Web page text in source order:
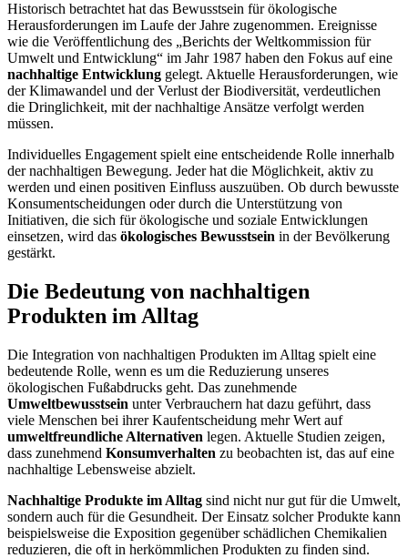
Historisch betrachtet hat das Bewusstsein für ökologische
Herausforderungen im Laufe der Jahre zugenommen. Ereignisse
wie die Veröffentlichung des „Berichts der Weltkommission für
Umwelt und Entwicklung“ im Jahr 1987 haben den Fokus auf eine
nachhaltige Entwicklung gelegt. Aktuelle Herausforderungen, wie
der Klimawandel und der Verlust der Biodiversität, verdeutlichen
die Dringlichkeit, mit der nachhaltige Ansätze verfolgt werden
müssen.
Individuelles Engagement spielt eine entscheidende Rolle innerhalb
der nachhaltigen Bewegung. Jeder hat die Möglichkeit, aktiv zu
werden und einen positiven Einfluss auszuüben. Ob durch bewusste
Konsumentscheidungen oder durch die Unterstützung von
Initiativen, die sich für ökologische und soziale Entwicklungen
einsetzen, wird das ökologisches Bewusstsein in der Bevölkerung
gestärkt.
Die Bedeutung von nachhaltigen
Produkten im Alltag
Die Integration von nachhaltigen Produkten im Alltag spielt eine
bedeutende Rolle, wenn es um die Reduzierung unseres
ökologischen Fußabdrucks geht. Das zunehmende
Umweltbewusstsein unter Verbrauchern hat dazu geführt, dass
viele Menschen bei ihrer Kaufentscheidung mehr Wert auf
umweltfreundliche Alternativen legen. Aktuelle Studien zeigen,
dass zunehmend Konsumverhalten zu beobachten ist, das auf eine
nachhaltige Lebensweise abzielt.
Nachhaltige Produkte im Alltag sind nicht nur gut für die Umwelt,
sondern auch für die Gesundheit. Der Einsatz solcher Produkte kann
beispielsweise die Exposition gegenüber schädlichen Chemikalien
reduzieren, die oft in herkömmlichen Produkten zu finden sind.